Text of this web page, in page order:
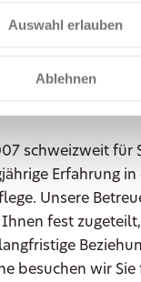
Auswahl erlauben
Ablehnen
Sie
schweizweit für
Erfahrung in
Unsere
fest
besuchen wir Sie